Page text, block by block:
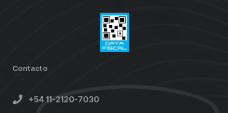
Contacto
+54 11-2120-7030